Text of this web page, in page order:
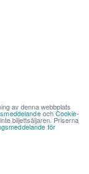
av denna webbplats
ochCookie-
biljettsäljaren. Priserna
för